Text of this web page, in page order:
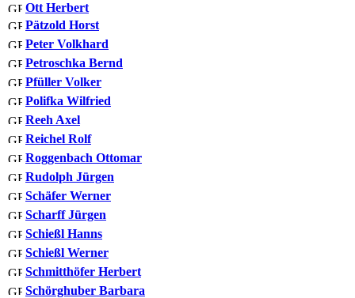
Ott Herbert
Pätzold Horst
Peter Volkhard
Petroschka Bernd
Pfüller Volker
Polifka Wilfried
Reeh Axel
Reichel Rolf
Roggenbach Ottomar
Rudolph Jürgen
Schäfer Werner
Scharff Jürgen
Schießl Hanns
Schießl Werner
Schmitthöfer Herbert
Schörghuber Barbara